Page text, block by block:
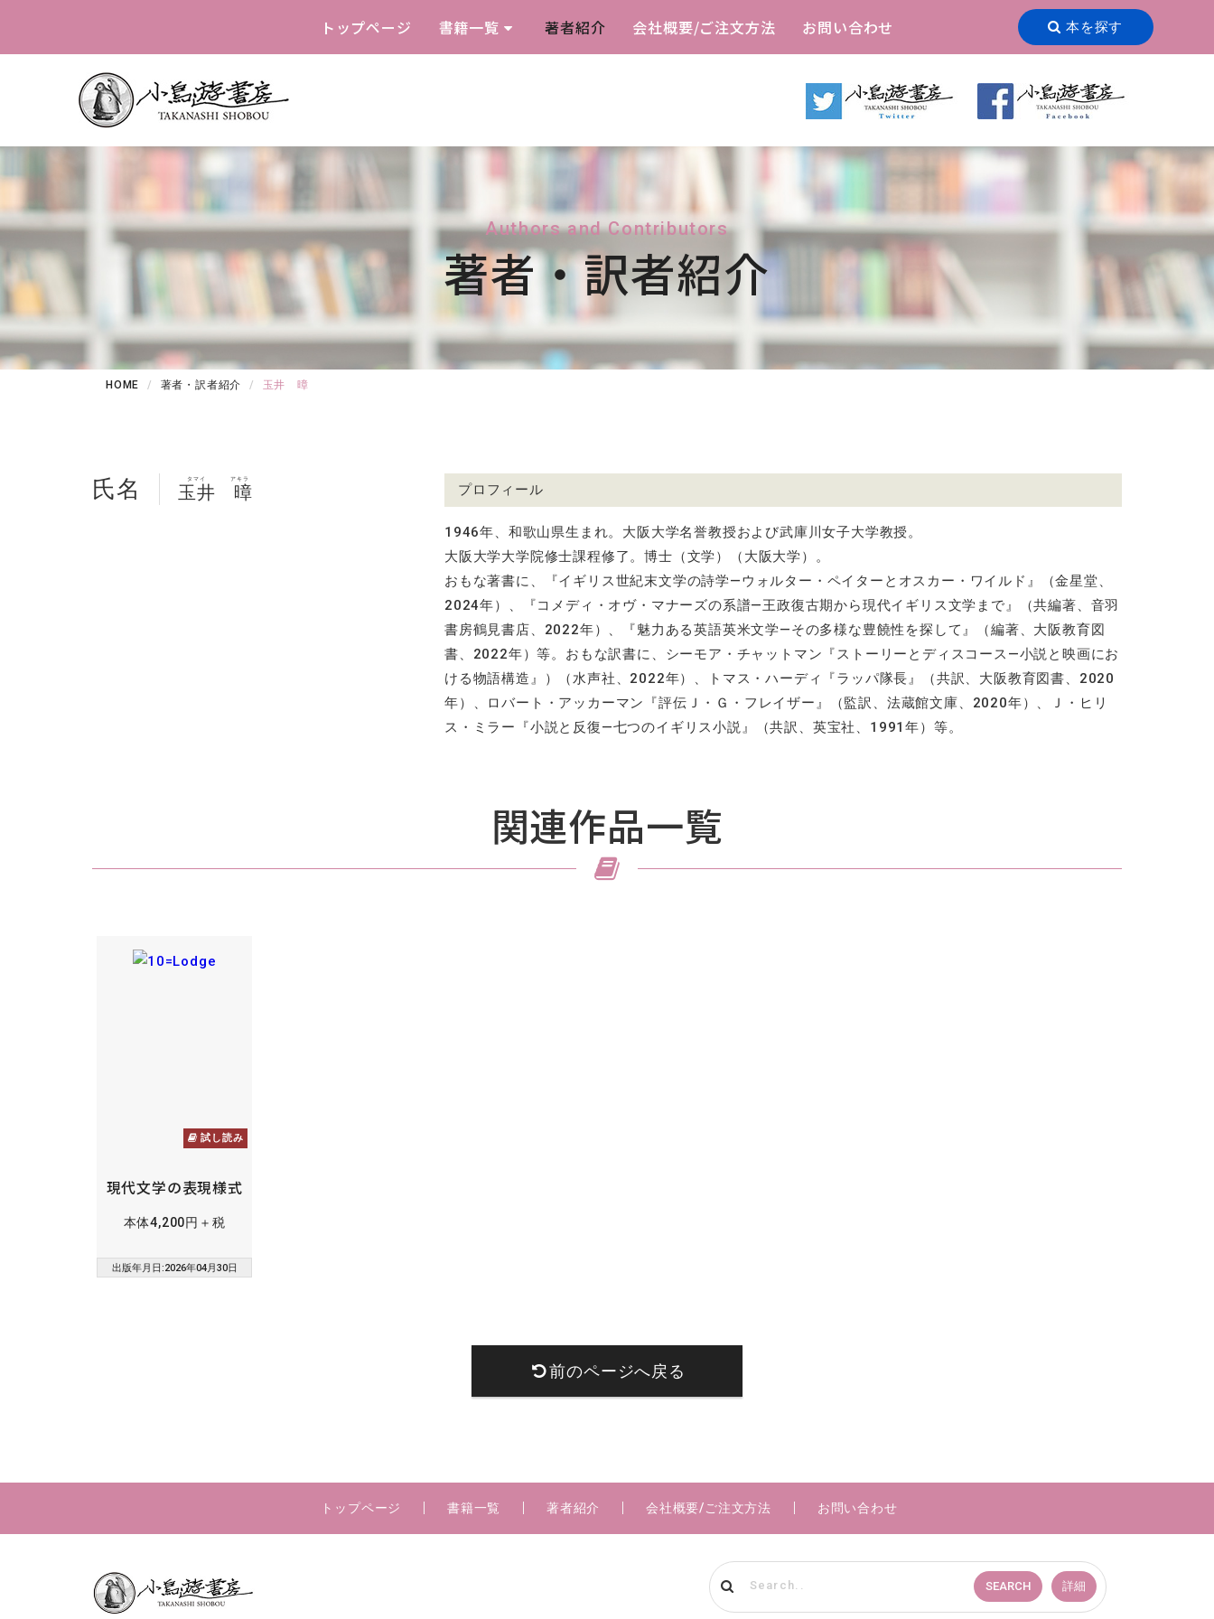
トップページ 書籍一覧 著者紹介 会社概要/ご注文方法 お問い合わせ 本を探す
Authors and Contributors
著者・訳者紹介
HOME 著者・訳者紹介 玉井 暲
氏名 玉井
タマイ
暲
アキラ
プロフィール
1946年、和歌山県生まれ。大阪大学名誉教授および武庫川女子大学教授。
大阪大学大学院修士課程修了。博士（文学）（大阪大学）。
おもな著書に、『イギリス世紀末文学の詩学—ウォルター・ペイターとオスカー・ワイルド』（金星堂、
2024年）、『コメディ・オヴ・マナーズの系譜—王政復古期から現代イギリス文学まで』（共編著、音羽
書房鶴見書店、 2022年）、『魅力ある英語英米文学—その多様な豊饒性を探して』（編著、大阪教育図
書、 2022年）等。おもな訳書に、シーモア・チャットマン『ストーリーとディスコース —小説と映画にお
ける物語構造』）（水声社、 2022年）、トマス・ハーディ『ラッパ隊長』（共訳、大阪教育図書、 2020
年）、ロバート・アッカーマン『評伝Ｊ・Ｇ・フレイザー』（監訳、法蔵館文庫、 2020年）、Ｊ・ヒリ
ス・ミラー『小説と反復—七つのイギリス小説』（共訳、英宝社、 1991年）等。
関連作品一覧
試し読み
現代文学の表現様式
本体4,200円＋税
出版年月日:2026年04月30日
前のページへ戻る
トップページ 書籍一覧 著者紹介 会社概要/ご注文方法 お問い合わせ
SEARCH 詳細